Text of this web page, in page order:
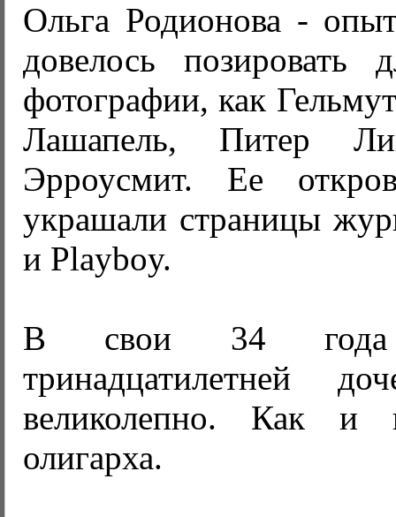
Ольга Родионова -
довелось позировать
фотографии, как
Лашапель, Питер
Эрроусмит. Ее
украшали страницы
и Playboy.
В свои 34
тринадцатилетней
великолепно. Как и
олигарха.